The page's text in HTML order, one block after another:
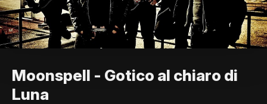
Moonspell - Gotico al chiaro di
Luna